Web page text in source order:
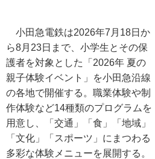
小田急電鉄は2026年7月18日か
ら8月23日まで、小学生とその保
護者を対象とした「2026年 夏の
親子体験イベント」を小田急沿線
の各地で開催する。職業体験や制
作体験など14種類のプログラムを
用意し、「交通」「食」「地域」
「文化」「スポーツ」にまつわる
多彩な体験メニューを展開する。